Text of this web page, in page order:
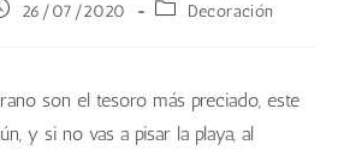
26/07/2020 Decoración
son el tesoro más preciado, este
y si no vas a pisar la playa, al